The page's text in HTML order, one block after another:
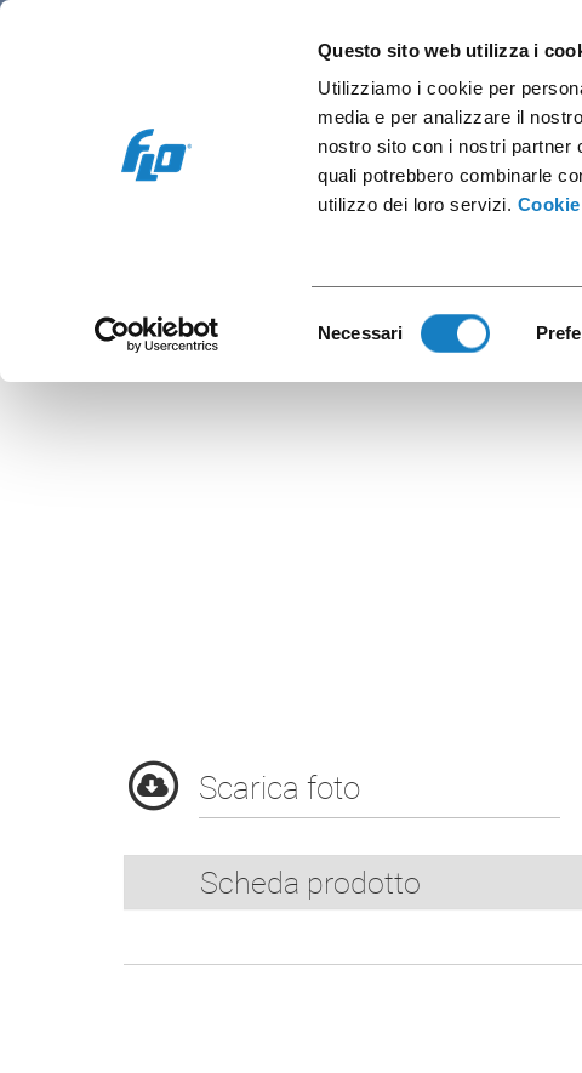
Questo sito web utilizza i
Utilizziamo i cookie per
media e per analizzare il
nostro sito con i nostri partner
quali potrebbero combinarle
utilizzo dei loro servizi.
Necessari
Retail e Ho.Re.Ca. Vending e OCS Capsule
Scarica foto
Scheda prodotto